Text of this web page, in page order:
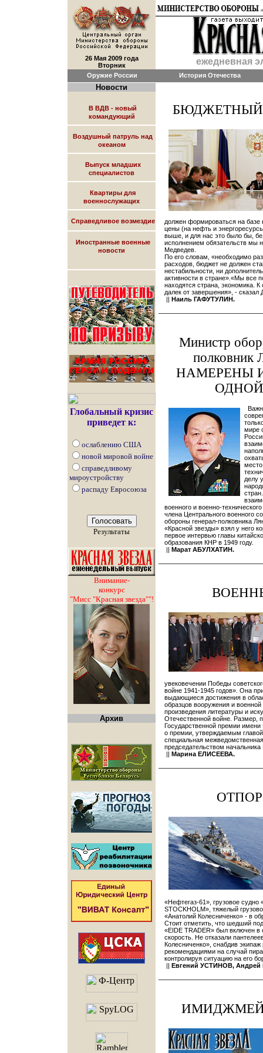
26 Мая 2009 года
Вторник
ежедневная
Оружие России История Отечества
Новости
В ВДВ - новый
командующий
Воздушный патруль над
океаном
Выпуск младших
специалистов
Квартиры для
военнослужащих
Справедливое возмездие
Иностранные военные
новости
Глобальный кризис
приведет к:
ослаблению США
новой мировой войне
справедливому
мироустройству
распаду Евросоюза
Результаты
Внимание-
конкурс
"Мисс "Красная звезда""!
Архив
БЮДЖЕТНЫЙ
должен формироваться на базе
цены (на нефть и
выше, и для нас это было бы,
исполнением обязательств мы
Медведев.
По его словам, «необходимо
расходов, бюджет не должен
нестабильности, ни
активности в стране».«Мы все
находятся страна, экономика.
далек от завершения», - сказал
|| Наиль ГАФУТУЛИН.
Министр
полковник
НАМЕРЕНЫ
мире
делу
военного и военно-
члена Центрального военного
обороны генерал-полковника
«Красной звезды» взял у него
первое интервью главы
образования КНР в 1949 году.
|| Марат АБУЛХАТИН.
увековечении Победы
войне 1941-1945 годов». Она
выдающиеся достижения в
образцов вооружения и
произведения литературы и
Отечественной войне. Размер,
Государственной премии
о премии, утверждаемым
специальная
председательством
|| Марина ЕЛИСЕЕВА.
«Нефтегаз-61», грузовое судно
STOCKHOLM», тяжелый
«Анатолий Колесниченко» - в
Стоит отметить, что шедший
«EIDE TRADER» был включен в
скорость. Не отказали
Колесниченко», снабдив
рекомендациями на случай
контролируя ситуацию на его
|| Евгений УСТИНОВ,